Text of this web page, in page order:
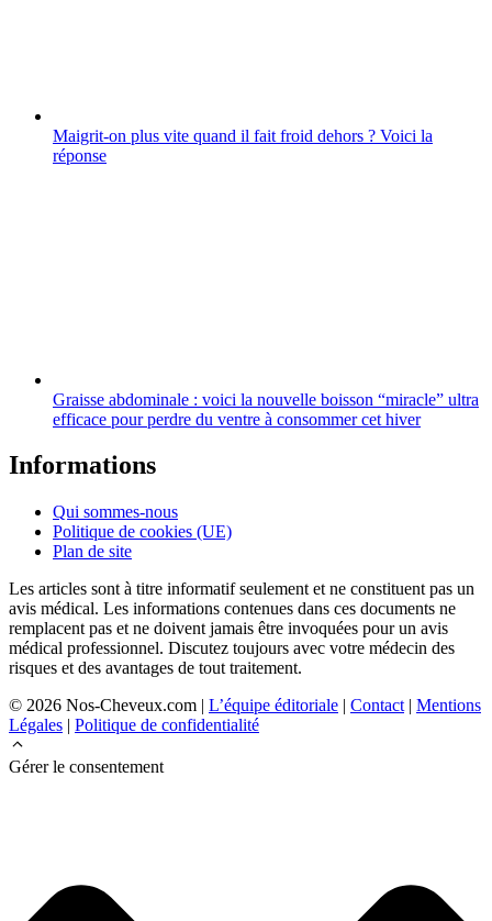
Maigrit-on plus vite quand il fait froid dehors ? Voici la
réponse
Graisse abdominale : voici la nouvelle boisson “miracle” ultra
efficace pour perdre du ventre à consommer cet hiver
Informations
Qui sommes-nous
Politique de cookies (UE)
Plan de site
Les articles sont à titre informatif seulement et ne constituent pas un
avis médical. Les informations contenues dans ces documents ne
remplacent pas et ne doivent jamais être invoquées pour un avis
médical professionnel. Discutez toujours avec votre médecin des
risques et des avantages de tout traitement.
© 2026 Nos-Cheveux.com | L’équipe éditoriale | Contact | Mentions
Légales | Politique de confidentialité
Gérer le consentement